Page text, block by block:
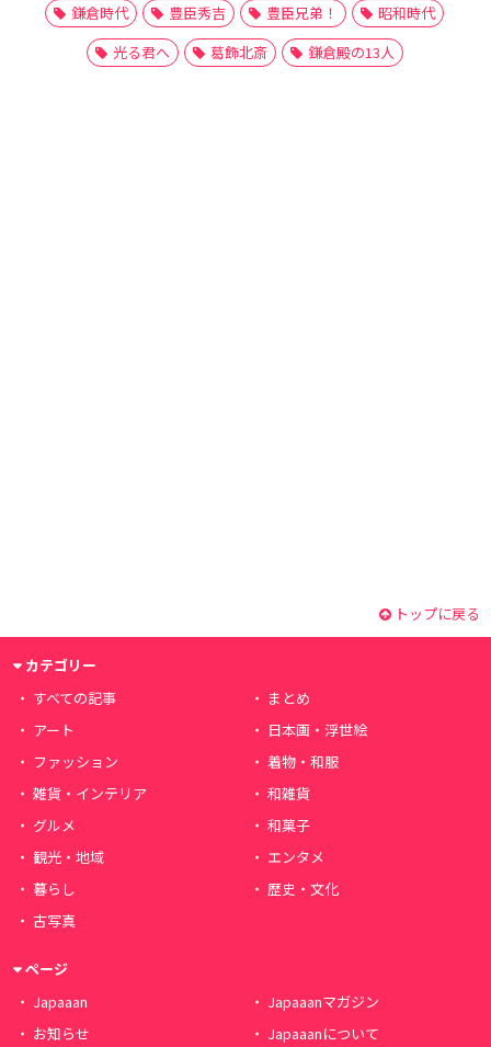
鎌倉時代
豊臣秀吉 豊臣兄弟！
昭和時代
光る君へ
葛飾北斎 鎌倉殿の13人
トップに戻る
カテゴリー
すべての記事
まとめ
アート
日本画・浮世絵
ファッション
着物・和服
雑貨・インテリア
和雑貨
グルメ
和菓子
観光・地域
エンタメ
暮らし
歴史・文化
古写真
ページ
Japaaan
Japaaanマガジン
お知らせ
Japaaanについて